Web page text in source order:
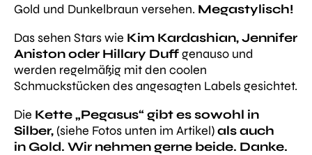
Gold und Dunkelbraun versehen. Megastylisch!
Das sehen Stars wie Kim Kardashian, Jennifer
Aniston oder Hillary Duffgenauso und
werden regelmäßig mit den coolen
Schmuckstücken des angesagten Labels gesichtet.
Die Kette „Pegasus“ gibt es sowohl in
Silber, (siehe Fotos unten im Artikel)als auch
in Gold. Wir nehmen gerne beide. Danke.